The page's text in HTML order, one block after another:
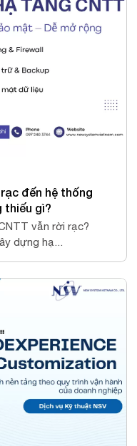
đến hệ thống
thiếu gì?
vẫn rời rạc?
dựng hạ...